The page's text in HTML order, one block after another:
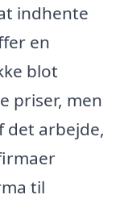
indhente
en
blot
priser, men
det arbejde,
til